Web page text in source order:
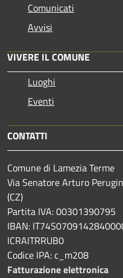
Comunicati
Avvisi
VIVERE IL COMUNE
Luoghi
Eventi
CONTATTI
Comune di Lamezia Terme
Via Senatore Arturo
(CZ)
Partita IVA: 00301390795
IBAN:
ICRAITRRUB0
Codice IPA: c_m208
Fatturazione elettronica